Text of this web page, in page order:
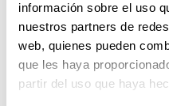
información sobre el uso
nuestros partners de
web, quienes pueden
que les haya
partir del uso que haya